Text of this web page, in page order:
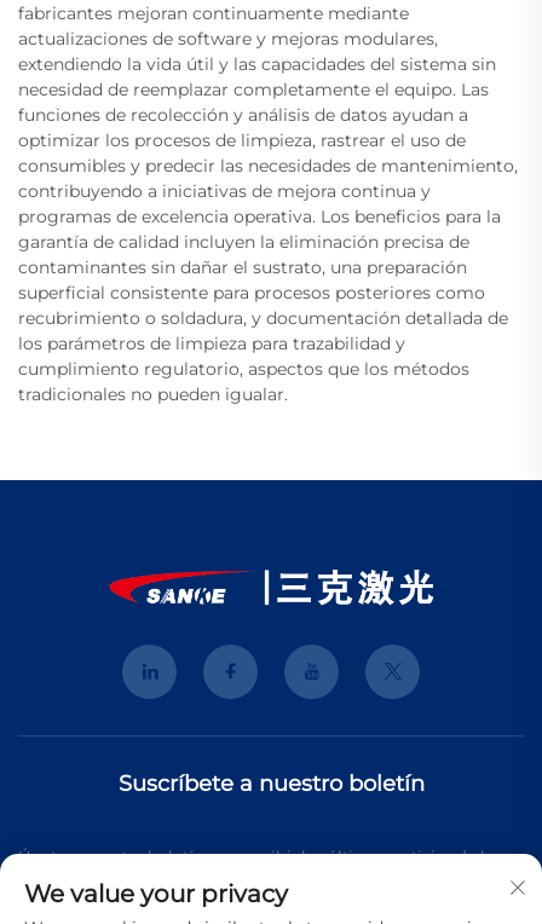
fabricantes mejoran continuamente mediante
actualizaciones de software y mejoras modulares,
extendiendo la vida útil y las capacidades del sistema sin
necesidad de reemplazar completamente el equipo. Las
funciones de recolección y análisis de datos ayudan a
optimizar los procesos de limpieza, rastrear el uso de
consumibles y predecir las necesidades de mantenimiento,
contribuyendo a iniciativas de mejora continua y
programas de excelencia operativa. Los beneficios para la
garantía de calidad incluyen la eliminación precisa de
contaminantes sin dañar el sustrato, una preparación
superficial consistente para procesos posteriores como
recubrimiento o soldadura, y documentación detallada de
los parámetros de limpieza para trazabilidad y
cumplimiento regulatorio, aspectos que los métodos
tradicionales no pueden igualar.
Suscríbete a nuestro boletín
Únete a nuestro boletín para recibir las últimas noticias de la
industria, actualizaciones y perspectivas de nuestro equipo.
We value your privacy